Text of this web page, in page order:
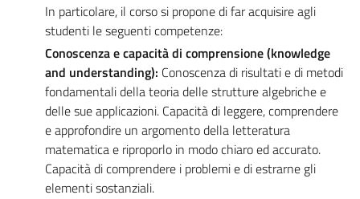
In particolare, il corso si propone di far acquisire agli
studenti le seguenti competenze:
Conoscenza e capacità di comprensione (knowledge
and understanding): Conoscenza di risultati e di metodi
fondamentali della teoria delle strutture algebriche e
delle sue applicazioni. Capacità di leggere, comprendere
e approfondire un argomento della letteratura
matematica e riproporlo in modo chiaro ed accurato.
Capacità di comprendere i problemi e di estrarne gli
elementi sostanziali.